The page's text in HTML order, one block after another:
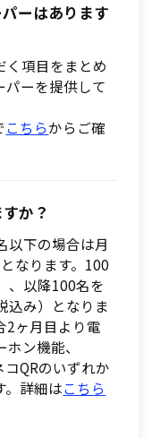
ーはあります
く項目をまとめ
パーを提供して
こちらからご確
か？
以下の場合は月
なります。100
、以降100名を
込み）となりま
2ヶ月目より電
ン機能、
QRのいずれか
。詳細はこちら